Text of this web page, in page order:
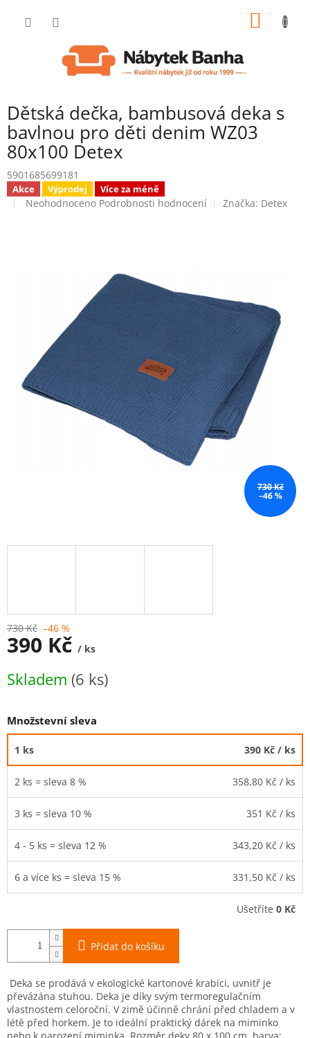
Dětská dečka, bambusová deka s
bavlnou pro děti denim WZ03
80x100 Detex
5901685699181
Akce Výprodej Více za méně
Průměrné
Neohodnoceno Podrobnosti hodnocení Značka: Detex
730 Kč
–46 %
730 Kč –46 %
390 Kč / ks
cena:
Skladem (6 ks)
Množstevní sleva
1 ks 390 Kč / ks
2 ks = sleva 8 % 358,80 Kč / ks
3 ks = sleva 10 % 351 Kč / ks
4 - 5 ks = sleva 12 % 343,20 Kč / ks
6 a více ks = sleva 15 % 331,50 Kč / ks
Ušetříte 0 Kč
Přidat do košíku
Deka se prodává v ekologické kartonové krabici, uvnitř je
převázána stuhou. Deka je díky svým termoregulačním
vlastnostem celoroční. V zimě účinně chrání před chladem a v
létě před horkem. Je to ideální praktický dárek na miminko